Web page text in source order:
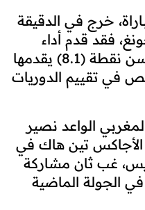
خرج في الدقيقة
فقد قدم أداء
لافتا، نال على أثره ثاني أحسن نقطة (8.1) يقدمها
في تقييم الدوريات
الواعد نصير
الأجاكس تين هاك في
نيريس، غب ثان مشاركة
الجولة الماضية